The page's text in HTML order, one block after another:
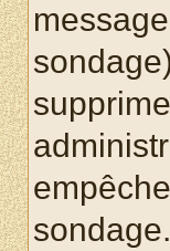
sondage.